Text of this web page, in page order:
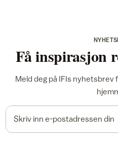
Få inspirasjon
Meld deg på IFIs nyhetsbrev